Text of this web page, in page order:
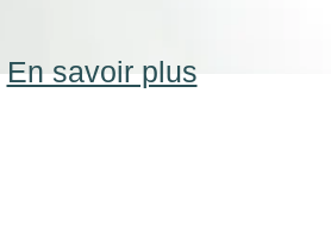
En savoir plus